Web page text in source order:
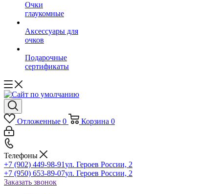
Очки
глаукомные
Аксессуары для
очков
Подарочные
сертификаты
Отложенные 0 Корзина 0
Телефоны
+7 (902) 449-98-91ул. Героев России, 2
+7 (950) 653-89-07ул. Героев России, 2
Заказать звонок